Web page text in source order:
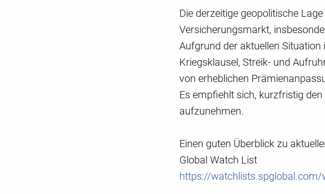
Die derzeitige geopolitische
Versicherungsmarkt,
Aufgrund der aktuellen
Kriegsklausel, Streik- und
von erheblichen
Es empfiehlt sich, kurzfristig
aufzunehmen.
Einen guten Überblick zu
Global Watch List
https://watchlists.spglobal.com/